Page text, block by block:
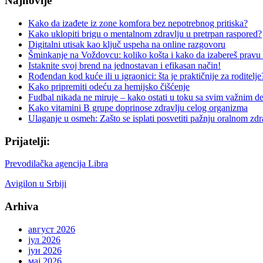
Kako da izađete iz zone komfora bez nepotrebnog pritiska?
Kako uklopiti brigu o mentalnom zdravlju u pretrpan raspored?
Digitalni utisak kao ključ uspeha na online razgovoru
Šminkanje na Voždovcu: koliko košta i kako da izabereš
Istaknite svoj brend na jednostavan i efikasan način!
Rođendan kod kuće ili u igraonici: šta je praktičnije za
Kako pripremiti odeću za hemijsko čišćenje
Fudbal nikada ne miruje – kako ostati u toku sa svim važnim
Kako vitamini B grupe doprinose zdravlju celog organizma
Ulaganje u osmeh: Zašto se isplati posvetiti pažnju oralnom
Prijatelji:
Prevodilačka agencija Libra
Avigilon u Srbiji
Arhiva
август 2026
јул 2026
јун 2026
мај 2026